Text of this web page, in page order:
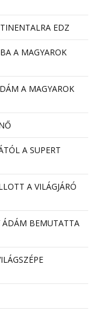
EDZ
A MAGYAROK
A MAGYAROK
A SUPERT
A VILÁGJÁRÓ
ÁDÁM BEMUTATTA